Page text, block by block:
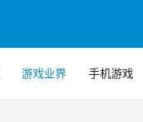
游戏业界 手机游戏